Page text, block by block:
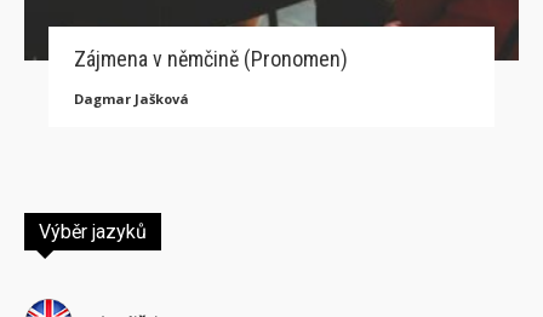
Zájmena v němčině (Pronomen)
Dagmar Jašková
Výběr jazyků